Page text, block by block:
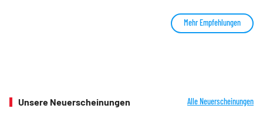
Mehr Empfehlungen
Unsere Neuerscheinungen Alle Neuerscheinungen